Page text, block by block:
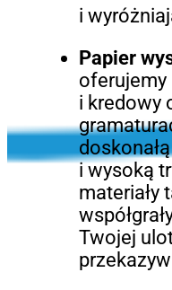
i
Papier
i kredowy
i wysoką
materiały
Twojej